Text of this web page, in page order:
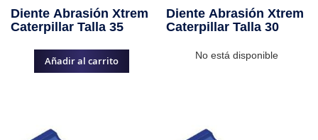
Diente Abrasión Xtrem
Caterpillar Talla 35
Añadir al carrito
Diente Abrasión Xtrem
Caterpillar Talla 30
No está disponible